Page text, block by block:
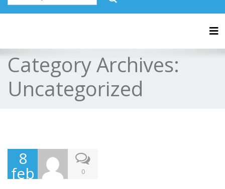
Category Archives:
Uncategorized
8
feb 0